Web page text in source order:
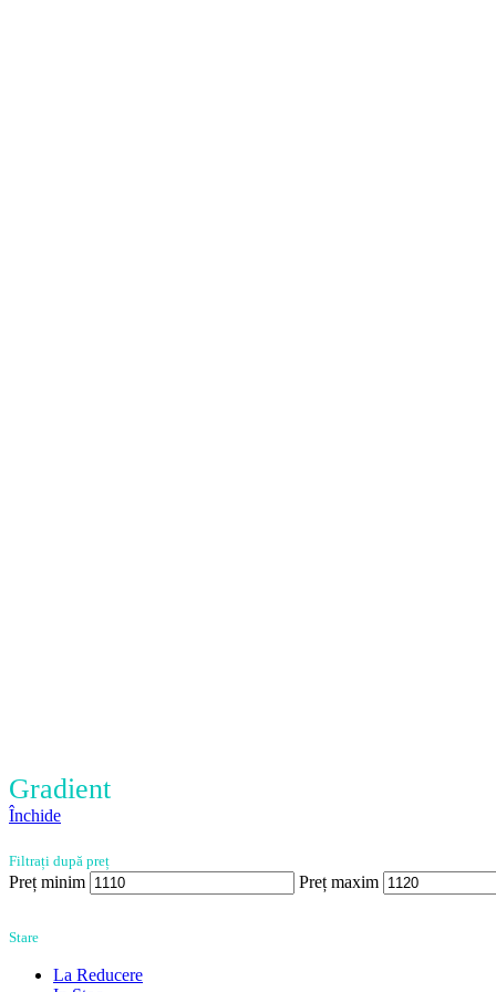
Gradient
Închide
Filtrați după preț
Preț minim Preț maxim
Stare
La Reducere